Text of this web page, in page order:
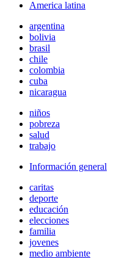
America latina
argentina
bolivia
brasil
chile
colombia
cuba
nicaragua
niños
pobreza
salud
trabajo
Información general
caritas
deporte
educación
elecciones
familia
jovenes
medio ambiente